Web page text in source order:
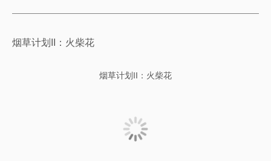
烟草计划II：火柴花
烟草计划II：火柴花